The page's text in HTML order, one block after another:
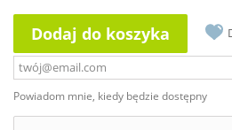
Dodaj do koszyka
Powiadom mnie, kiedy będzie dostępny